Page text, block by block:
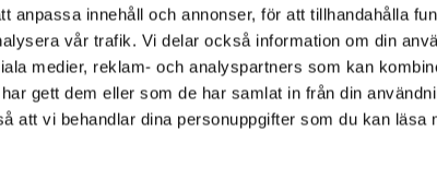
anpassa innehåll och annonser, för att tillhandahålla
vår trafik. Vi delar också information om din
medier, reklam- och analyspartners som kan
gett dem eller som de har samlat in från din
att vi behandlar dina personuppgifter som du kan läsa
Kunskap och inspiration